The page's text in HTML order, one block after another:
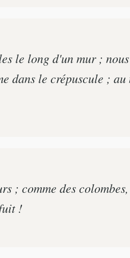
le long d'un mur ;
dans le crépuscule ;
; comme des
!